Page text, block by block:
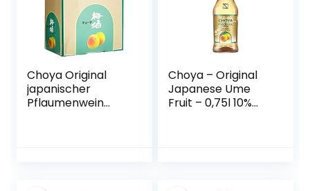
Choya Original
japanischer
Pflaumenwein
Choya – Original
Japanese Ume
Fruit – 0,75l 10%